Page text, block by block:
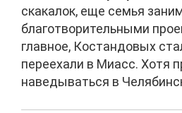
скакалок, еще семья
благотворительными
главное, Костандовых
переехали в Миасс. Хотя
наведываться в